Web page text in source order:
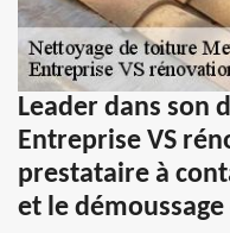
Leader dans son
Entreprise VS
prestataire à
et le